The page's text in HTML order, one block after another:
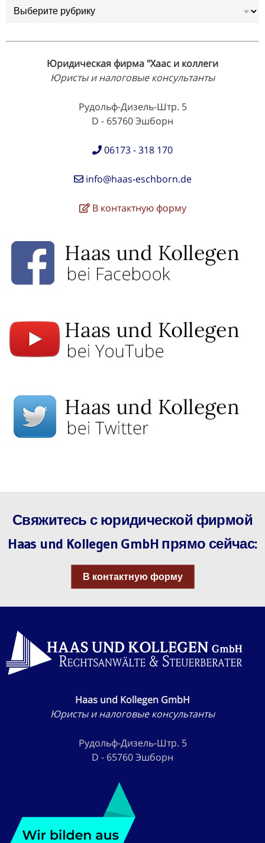
Рубрики
Юридическая фирма "Хаас и коллеги
Юристы и налоговые консультанты
Рудольф-Дизель-Штр. 5
D - 65760 Эшборн
06173 - 318 170
info@haas-eschborn.de
В контактную форму
Свяжитесь с юридической фирмой
Haas und Kollegen GmbH прямо сейчас:
В контактную форму
Haas und Kollegen GmbH
Юристы и налоговые консультанты
Рудольф-Дизель-Штр. 5
D - 65760 Эшборн